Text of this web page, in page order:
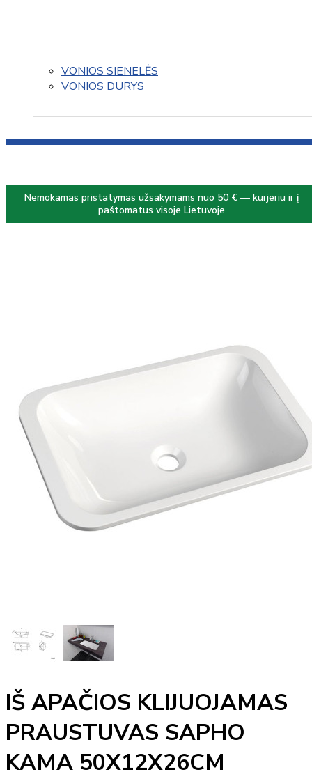
VONIOS SIENELĖS
VONIOS DURYS
Nemokamas pristatymas užsakymams nuo 50 € — kurjeriu ir į
paštomatus visoje Lietuvoje
IŠ APAČIOS KLIJUOJAMAS
PRAUSTUVAS SAPHO
KAMA 50X12X26CM